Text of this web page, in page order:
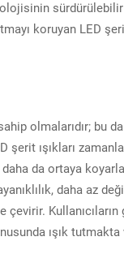
koruyan LED
olmalarıdır; bu
ışıkları
da ortaya
daha az
ışık tutmakta